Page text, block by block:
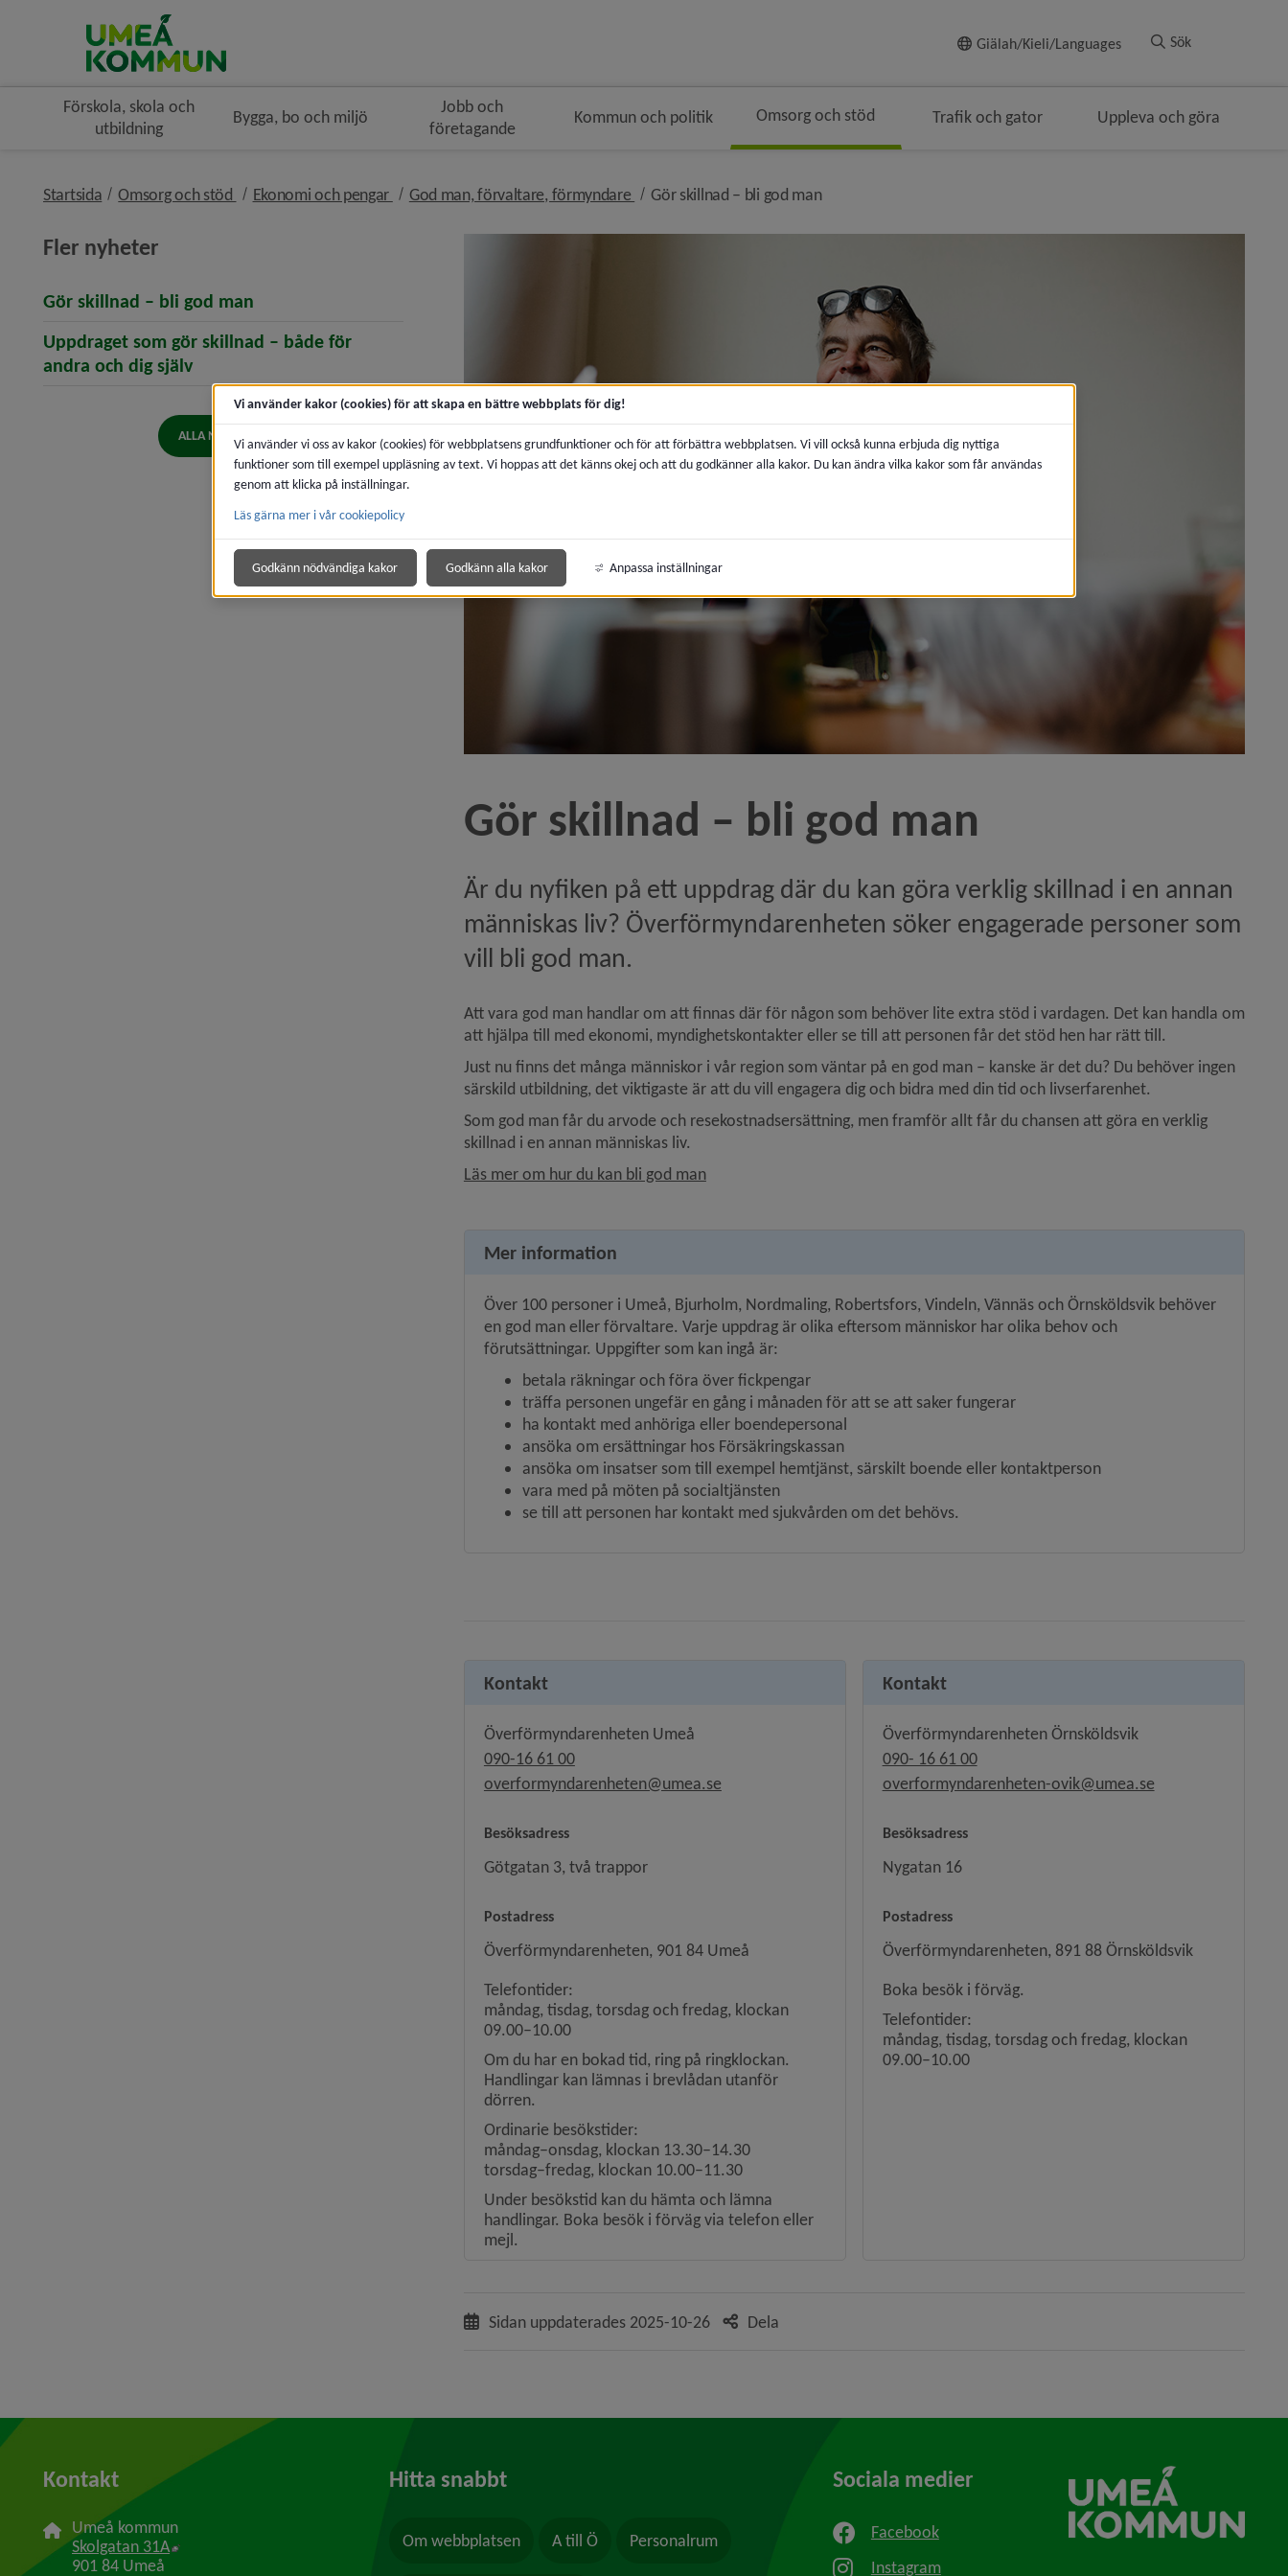
Giälah/Kieli/Languages Sök
Förskola, skola och
utbildning
Bygga, bo och miljö
Jobb och
företagande
Kommun och politik Omsorg och stöd Trafik och gator Uppleva och göra
Startsida Omsorg och stöd nivå i brödsmulenavigeringen
Ekonomi och pengar nivå i brödsmulenavigeringen
God man, förvaltare, förmyndare nivå i brödsmulenavigeringen
Gör skillnad – bli god mannivå i brödsmulenavigeringen
Fler nyheter
Gör skillnad – bli god man
Uppdraget som gör skillnad – både för
andra och dig själv(öppnar artikeln Uppdraget som gör skillnad – både för andra och dig själv)
ALLA NYHETER
Gör skillnad – bli god man
Är du nyfiken på ett uppdrag där du kan göra verklig skillnad i en annan
människas liv? Överförmyndarenheten söker engagerade personer som
vill bli god man.
Att vara god man handlar om att finnas där för någon som behöver lite extra stöd i vardagen. Det kan handla om
att hjälpa till med ekonomi, myndighetskontakter eller se till att personen får det stöd hen har rätt till.
Just nu finns det många människor i vår region som väntar på en god man – kanske är det du? Du behöver ingen
särskild utbildning, det viktigaste är att du vill engagera dig och bidra med din tid och livserfarenhet.
Som god man får du arvode och resekostnadsersättning, men framför allt får du chansen att göra en verklig
skillnad i en annan människas liv.
Läs mer om hur du kan bli god man
Mer information
Över 100 personer i Umeå, Bjurholm, Nordmaling, Robertsfors, Vindeln, Vännäs och Örnsköldsvik behöver
en god man eller förvaltare. Varje uppdrag är olika eftersom människor har olika behov och
förutsättningar. Uppgifter som kan ingå är:
betala räkningar och föra över fickpengar
träffa personen ungefär en gång i månaden för att se att saker fungerar
ha kontakt med anhöriga eller boendepersonal
ansöka om ersättningar hos Försäkringskassan
ansöka om insatser som till exempel hemtjänst, särskilt boende eller kontaktperson
vara med på möten på socialtjänsten
se till att personen har kontakt med sjukvården om det behövs.
Kontakt
Överförmyndarenheten Umeå
090-16 61 00
overformyndarenheten@umea.se
Besöksadress
Götgatan 3, två trappor
Postadress
Överförmyndarenheten, 901 84 Umeå
Telefontider:
måndag, tisdag, torsdag och fredag, klockan
09.00–10.00
Om du har en bokad tid, ring på ringklockan.
Handlingar kan lämnas i brevlådan utanför
dörren.
Ordinarie besökstider:
måndag–onsdag, klockan 13.30–14.30
torsdag–fredag, klockan 10.00–11.30
Under besökstid kan du hämta och lämna
handlingar. Boka besök i förväg via telefon eller
mejl.
Kontakt
Överförmyndarenheten Örnsköldsvik
090- 16 61 00
overformyndarenheten-ovik@umea.se
Besöksadress
Nygatan 16
Postadress
Överförmyndarenheten, 891 88 Örnsköldsvik
Boka besök i förväg.
Telefontider:
måndag, tisdag, torsdag och fredag, klockan
09.00–10.00
Sidan uppdaterades 2025-10-26 Dela
Kontakt
Umeå kommun
Skolgatan 31A Länk till annan webbplats, öppnas i nytt fönster.
901 84 Umeå
Hitta snabbt
Om webbplatsen A till Ö Personalrum
Sociala medier
Facebook
Instagram
Vi använder kakor (cookies) för att skapa en bättre webbplats för dig!
Vi använder vi oss av kakor (cookies) för webbplatsens grundfunktioner och för att förbättra webbplatsen. Vi vill också kunna erbjuda dig nyttiga
funktioner som till exempel uppläsning av text. Vi hoppas att det känns okej och att du godkänner alla kakor. Du kan ändra vilka kakor som får användas
genom att klicka på inställningar.
Läs gärna mer i vår cookiepolicy
Godkänn nödvändiga kakor Godkänn alla kakor Anpassa inställningar